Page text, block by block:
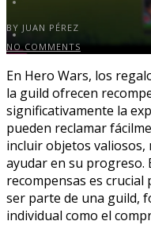
BY JUAN PÉREZ
NO COMMENTS
En Hero Wars, los
la guild ofrecen
significativamente la
pueden reclamar
incluir objetos valiosos,
ayudar en su progreso.
recompensas es crucial
ser parte de una guild,
individual como el